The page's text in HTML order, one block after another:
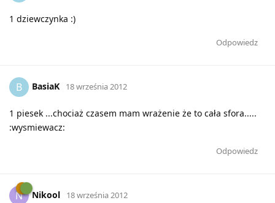
1 dziewczynka :)
Odpowiedz
B BasiaK 18 września 2012
1 piesek ...chociaż czasem mam wrażenie że to cała sfora.....
:wysmiewacz:
Odpowiedz
N Nikool 18 września 2012